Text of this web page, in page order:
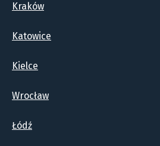
Kraków
Katowice
Kielce
Wrocław
Łódź